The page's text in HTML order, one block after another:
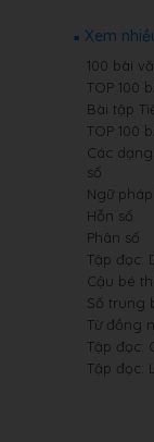
Xem
100 bài
TOP 100
Bài tập
TOP 100
Các
số
Ngữ
Hỗn số
Phân số
Tập đọc:
Cậu bé
Số trung
Từ đồng
Tập đọc:
Tập đọc: